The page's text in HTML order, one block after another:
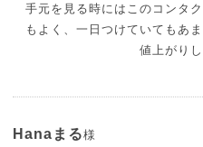
手元を見る時にはこのコンタ
もよく、一日つけていてもあ
値上がり
Hanaまる様